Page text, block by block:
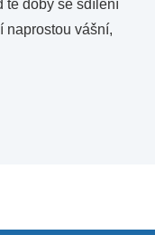
té doby se sdílení
naprostou vášní,